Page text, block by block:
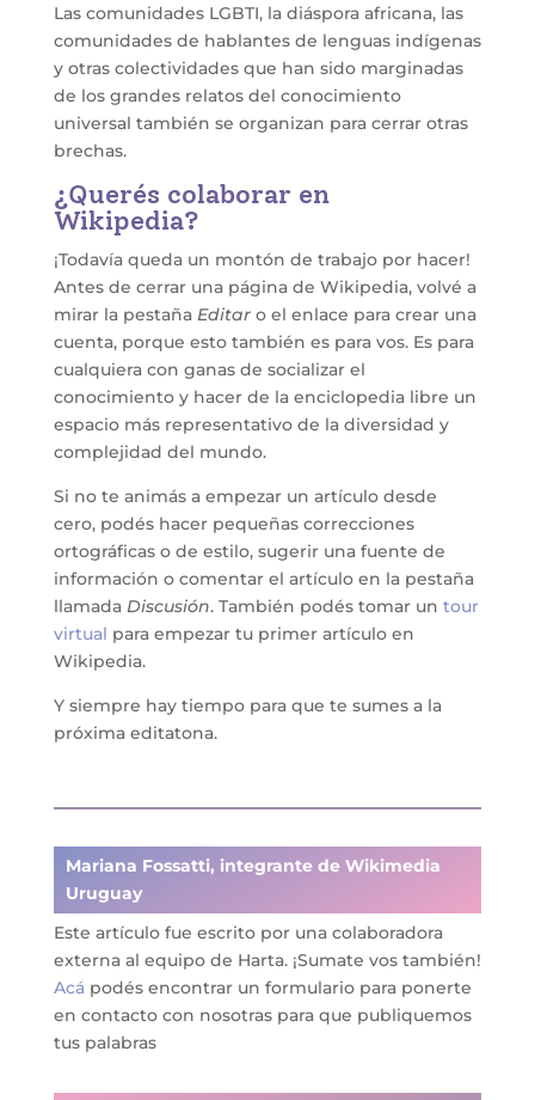
Las comunidades LGBTI, la diáspora africana, las
comunidades de hablantes de lenguas indígenas
y otras colectividades que han sido marginadas
de los grandes relatos del conocimiento
universal también se organizan para cerrar otras
brechas.
¿Querés colaborar en
Wikipedia?
¡Todavía queda un montón de trabajo por hacer!
Antes de cerrar una página de Wikipedia, volvé a
mirar la pestaña Editaro el enlace para crear una
cuenta, porque esto también es para vos. Es para
cualquiera con ganas de socializar el
conocimiento y hacer de la enciclopedia libre un
espacio más representativo de la diversidad y
complejidad del mundo.
Si no te animás a empezar un artículo desde
cero, podés hacer pequeñas correcciones
ortográficas o de estilo, sugerir una fuente de
información o comentar el artículo en la pestaña
llamada Discusión. También podés tomar un tour
virtual para empezar tu primer artículo en
Wikipedia.
Y siempre hay tiempo para que te sumes a la
próxima editatona.
Mariana Fossatti, integrante de Wikimedia
Uruguay
Este artículo fue escrito por una colaboradora
externa al equipo de Harta. ¡Sumate vos también!
Acá podés encontrar un formulario para ponerte
en contacto con nosotras para que publiquemos
tus palabras